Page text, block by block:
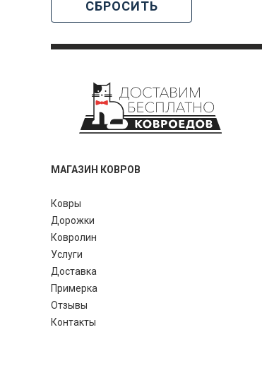
МАГАЗИН КОВРОВ
Ковры
Дорожки
Ковролин
Услуги
Доставка
Примерка
Отзывы
Контакты